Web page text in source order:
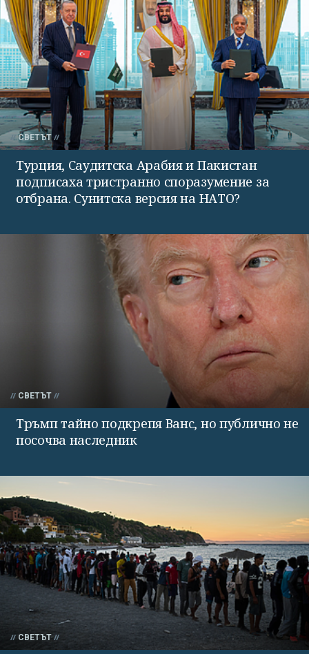
СВЕТЪТ
Турция, Саудитска Арабия и Пакистан
подписаха тристранно споразумение за
отбрана. Сунитска версия на НАТО?
СВЕТЪТ
Тръмп тайно подкрепя Ванс, но публично не
посочва наследник
СВЕТЪТ